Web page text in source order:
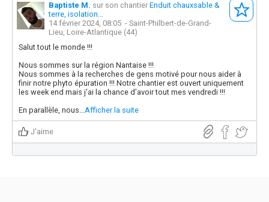
Baptiste M. sur son chantier Enduit chauxsable &
terre, isolation...
14 février 2024, 08:05 - Saint-Philbert-de-Grand-
Lieu, Loire-Atlantique (44)
Salut tout le monde !!!
Nous sommes sur la région Nantaise !!!
Nous sommes à la recherches de gens motivé pour nous aider à
finir notre phyto épuration !!! Notre chantier est ouvert uniquement
les week end mais j'ai la chance d'avoir tout mes vendredi !!!
En parallèle, nous...Afficher la suite
J'aime